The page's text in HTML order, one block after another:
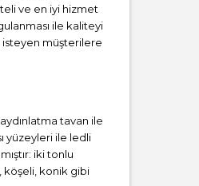
ve en iyi hizmet
ile kaliteyi
isteyen müşterilere
tavan ile
yüzeyleri ile ledli
iki tonlu
köşeli, konik gibi